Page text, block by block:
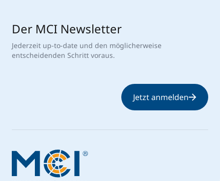
Der MCI Newsletter
Jederzeit up-to-date und den möglicherweise
entscheidenden Schritt voraus.
Jetzt anmelden